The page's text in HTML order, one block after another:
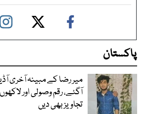
پاکستان
میر رضا کے مبینہ آخری
آگئے، رقم وصولی اور
تجاویز بھی دیں